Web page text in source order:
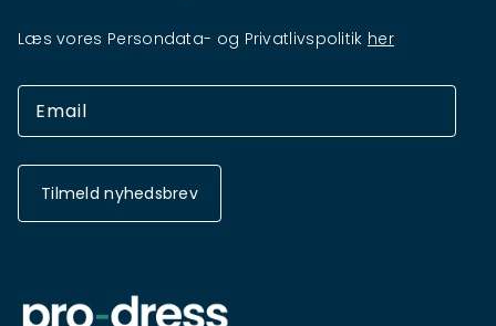
Læs vores Persondata- og Privatlivspolitik her
Tilmeld nyhedsbrev